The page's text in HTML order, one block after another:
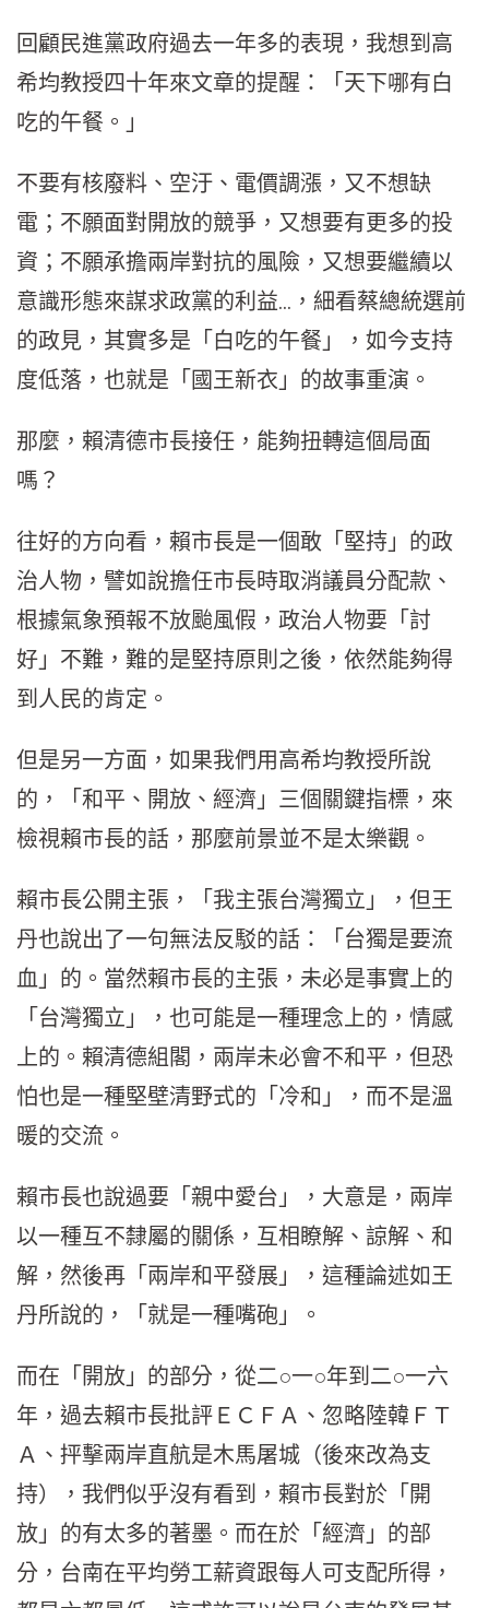
回顧民進黨政府過去一年多的表現，我想到高
希均教授四十年來文章的提醒：「天下哪有白
吃的午餐。」
不要有核廢料、空汙、電價調漲，又不想缺
電；不願面對開放的競爭，又想要有更多的投
資；不願承擔兩岸對抗的風險，又想要繼續以
意識形態來謀求政黨的利益…，細看蔡總統選前
的政見，其實多是「白吃的午餐」，如今支持
度低落，也就是「國王新衣」的故事重演。
那麼，賴清德市長接任，能夠扭轉這個局面
嗎？
往好的方向看，賴市長是一個敢「堅持」的政
治人物，譬如說擔任市長時取消議員分配款、
根據氣象預報不放颱風假，政治人物要「討
好」不難，難的是堅持原則之後，依然能夠得
到人民的肯定。
但是另一方面，如果我們用高希均教授所說
的，「和平、開放、經濟」三個關鍵指標，來
檢視賴市長的話，那麼前景並不是太樂觀。
賴市長公開主張，「我主張台灣獨立」，但王
丹也說出了一句無法反駁的話：「台獨是要流
血」的。當然賴市長的主張，未必是事實上的
「台灣獨立」，也可能是一種理念上的，情感
上的。賴清德組閣，兩岸未必會不和平，但恐
怕也是一種堅壁清野式的「冷和」，而不是溫
暖的交流。
賴市長也說過要「親中愛台」，大意是，兩岸
以一種互不隸屬的關係，互相瞭解、諒解、和
解，然後再「兩岸和平發展」，這種論述如王
丹所說的，「就是一種嘴砲」。
而在「開放」的部分，從二○一○年到二○一六
年，過去賴市長批評ＥＣＦＡ、忽略陸韓ＦＴ
Ａ、抨擊兩岸直航是木馬屠城（後來改為支
持），我們似乎沒有看到，賴市長對於「開
放」的有太多的著墨。而在於「經濟」的部
分，台南在平均勞工薪資跟每人可支配所得，